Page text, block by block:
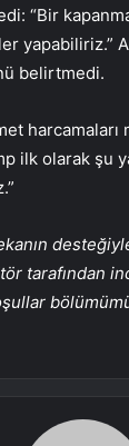
“Bir
yapabiliriz.”
belirtmedi.
harcamaları
ilk olarak şu
tarafından